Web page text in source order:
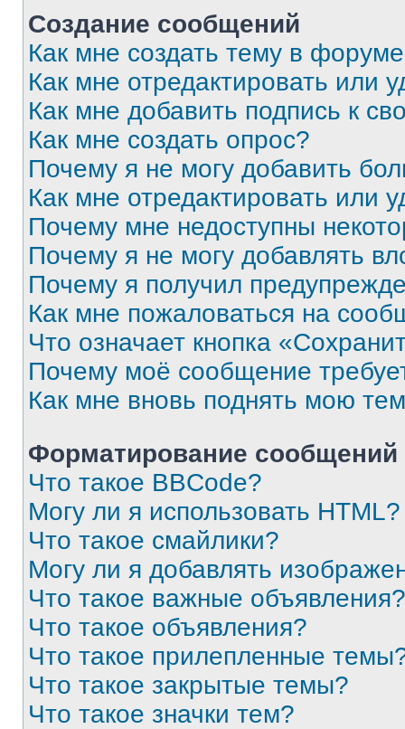
Создание сообщений
Как мне создать тему в
Как мне отредактировать или
Как мне добавить подпись к
Как мне создать опрос?
Почему я не могу добавить
Как мне отредактировать или
Почему мне недоступны
Почему я не могу добавлять
Почему я получил
Как мне пожаловаться на
Что означает кнопка
Почему моё сообщение
Как мне вновь поднять мою
Форматирование
Что такое BBCode?
Могу ли я использовать HTML?
Что такое смайлики?
Могу ли я добавлять
Что такое важные объявления?
Что такое объявления?
Что такое прилепленные
Что такое закрытые темы?
Что такое значки тем?